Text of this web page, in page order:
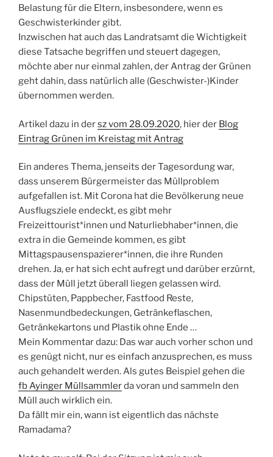
Belastung für die Eltern, insbesondere, wenn es
Geschwisterkinder gibt.
Inzwischen hat auch das Landratsamt die Wichtigkeit
diese Tatsache begriffen und steuert dagegen,
möchte aber nur einmal zahlen, der Antrag der Grünen
geht dahin, dass natürlich alle (Geschwister-)Kinder
übernommen werden.
Artikel dazu in dersz vom 28.09.2020, hier der Blog
Eintrag Grünen im Kreistag mit Antrag
Ein anderes Thema, jenseits der Tagesordung war,
dass unserem Bürgermeister das Müllproblem
aufgefallen ist. Mit Corona hat die Bevölkerung neue
Ausflugsziele endeckt, es gibt mehr
Freizeittourist*innen und Naturliebhaber*innen, die
extra in die Gemeinde kommen, es gibt
Mittagspausenspazierer*innen, die ihre Runden
drehen. Ja, er hat sich echt aufregt und darüber erzürnt,
dass der Müll jetzt überall liegen gelassen wird.
Chipstüten, Pappbecher, Fastfood Reste,
Nasenmundbedeckungen, Getränkeflaschen,
Getränkekartons und Plastik ohne Ende …
Mein Kommentar dazu: Das war auch vorher schon und
es genügt nicht, nur es einfach anzusprechen, es muss
auch gehandelt werden. Als gutes Beispiel gehen die
fb Ayinger Müllsammlerda voran und sammeln den
Müll auch wirklich ein.
Da fällt mir ein, wann ist eigentlich das nächste
Ramadama?